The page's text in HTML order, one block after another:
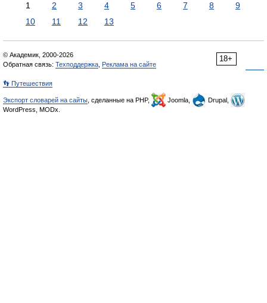
1 2 3 4 5 6 7 8
9
10
11 12 13
18+
© Академик, 2000-2026
Обратная связь: Техподдержка Реклама на сайте
👣 Путешествия
Экспорт словарей на сайты , сделанные на PHP, Joomla,
Drupal,
WordPress, MODx.